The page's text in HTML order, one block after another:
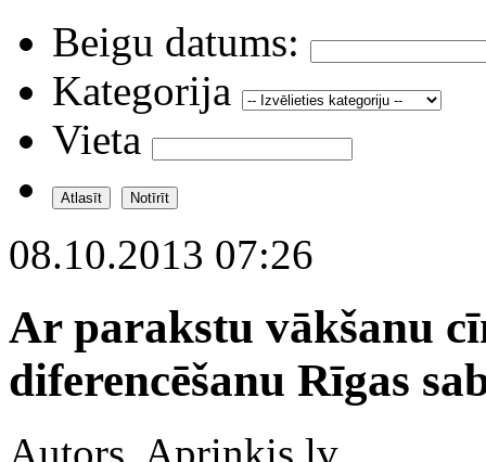
Beigu datums:
Kategorija
Vieta
08.10.2013 07:26
Ar parakstu vākšanu
diferencēšanu Rīgas
Autors Apriņķis.lv